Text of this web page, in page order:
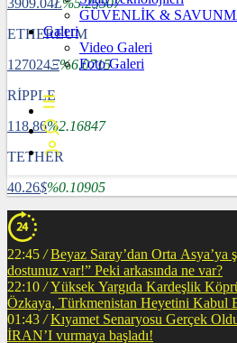
3909.04Ł%5.25507
ETHEREUM
127024Ξ%6.0715
RİPPLE
118.86%2.16847
TETHER
40.26$%0.10905
GÜVENLİK &
Galeri
Video Galeri
Foto Galeri
22:45 / Beyaz Saray’dan Orta Asya’ya
dostunuz var!” Peki arkasında ne var?
22:10 / Yüksek Yargıda Kardeşlik
Özkaya, Türkmenistan Heyetini Kabul
01:43 / Kıyamet Senaryosu Gerçek Oldu! ABD ordusu
İRAN’I vurmaya başladı!